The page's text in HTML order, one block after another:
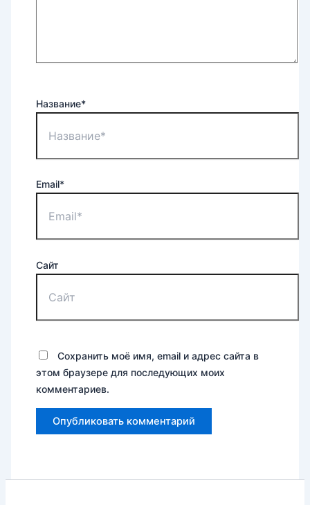
Название*
Email*
Сайт
Сохранить моё имя, email и адрес сайта в
этом браузере для последующих моих
комментариев.